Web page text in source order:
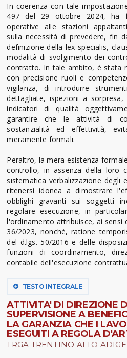
In coerenza con tale
497 del 29 ottobre 2024, ha
operative alle stazioni
sulla necessità di prevedere, fin
definizione della lex specialis,
modalità di svolgimento dei
contratto. In tale ambito, è stata
con precisione ruoli e
vigilanza, di introdurre
dettagliate, ispezioni a
indicatori di qualità
garantire che le attività di
sostanzialità ed effettività,
meramente formali.
Peraltro, la mera esistenza
controllo, in assenza della loro
sistematica verbalizzazione degli
ritenersi idonea a dimostrare
obblighi gravanti sui soggetti
regolare esecuzione, in
l'ordinamento attribuisce, ai sensi
36/2023, nonché, ratione
del d.lgs. 50/2016 e delle
funzioni di coordinamento,
contabile dell'esecuzione
TESTO INTEGRALE
ATTIVITA' DI DIREZIONE
SUPERVISIONE A
LA GARANZIA CHE I
ESEGUITI A REGOLA
TRGA TRENTINO ALTO